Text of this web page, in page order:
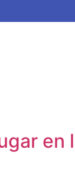
en